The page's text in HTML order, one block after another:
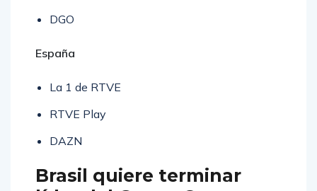
DGO
España
La 1 de RTVE
RTVE Play
DAZN
Brasil quiere terminar